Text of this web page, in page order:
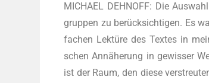
MICHAEL DEHNOFF: Die
grup­pen zu berück­sich­ti­gen. Es
fa­chen Lek­tü­re des Tex­tes in
schen Annä­he­rung in gewis­ser
ist der Raum, den die­se